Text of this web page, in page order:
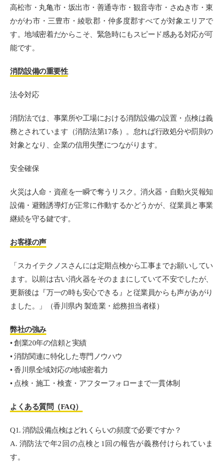
高松市・丸亀市・坂出市・善通寺市・観音寺市・さぬき市・東
かがわ市・三豊市・綾歌郡・仲多度郡すべてが対象エリアで
す。地域密着だからこそ、緊急時にもスピード感ある対応が可
能です。
消防設備の重要性
法令対応
消防法では、事業所や工場における消防設備の設置・点検は義
務とされています（消防法第17条）。怠れば行政処分や罰則の
対象となり、企業の信用失墜につながります。
安全確保
火災は人命・資産を一瞬で奪うリスク。消火器・自動火災報知
設備・避難誘導灯が正常に作動するかどうかが、従業員と事業
継続を守る鍵です。
お客様の声
「スカイテクノスさんには定期点検から工事までお願いしてい
ます。以前は古い消火器をそのままにしていて不安でしたが、
更新後は『万一の時も安心できる』と従業員からも声があがり
ました。」（香川県内 製造業・総務担当者様）
弊社の強み
• 創業20年の信頼と実績
• 消防関連に特化した専門ノウハウ
• 香川県全域対応の地域密着力
• 点検・施工・検査・アフターフォローまで一貫体制
よくある質問（FAQ）
Q1. 消防設備点検はどれくらいの頻度で必要ですか？
A. 消防法で年2回の点検と1回の報告が義務付けられていま
す。